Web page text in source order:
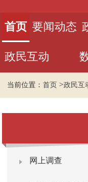
首页 要闻动态
政民互动
当前位置：首页 >政民互
网上调查